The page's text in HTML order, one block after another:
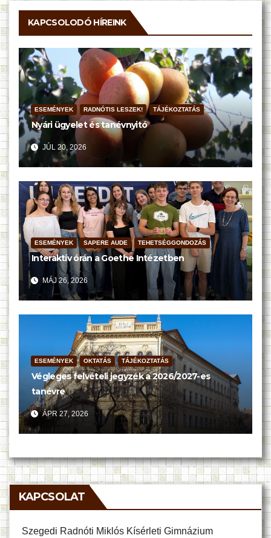
KAPCSOLODÓ HÍREINK
ESEMÉNYEK RADNÓTIS LESZEK! TÁJÉKOZTATÁS
Nyári ügyelet és tanévnyitó
JÚL 20, 2026
ESEMÉNYEK SAPERE AUDE TEHETSÉGGONDOZÁS
Interaktív órán a Goethe Intézetben
MÁJ 26, 2026
ESEMÉNYEK OKTATÁS TÁJÉKOZTATÁS
Végleges felvételi jegyzék a 2026/2027-es
tanévre
ÁPR 27, 2026
KAPCSOLAT
Szegedi Radnóti Miklós Kísérleti Gimnázium